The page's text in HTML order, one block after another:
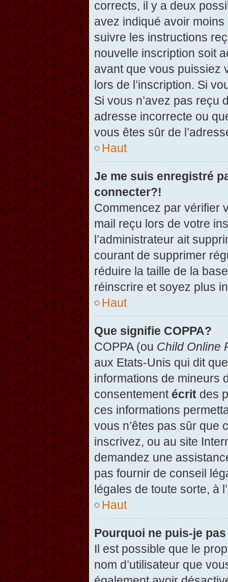
corrects, il y a deux
avez indiqué avoir
suivre les instructions
nouvelle inscription soit
avant que vous puissiez
lors de l’inscription. Si
Si vous n’avez pas reçu
adresse incorrecte ou
vous êtes sûr de
Haut
Je me suis enregistré
connecter?!
Commencez par vérifier
mail reçu lors de votre
l’administrateur ait
courant de supprimer
réduire la taille de la
réinscrire et soyez plus
Haut
Que signifie COPPA?
COPPA (ou Child Online
aux Etats-Unis qui dit
informations de mineurs
consentement écrit des
ces informations
vous n’êtes pas sûr que
inscrivez, ou au site
demandez une
pas fournir de conseil
légales de toute sorte, à
Haut
Pourquoi ne puis-je
Il est possible que le
nom d’utilisateur que